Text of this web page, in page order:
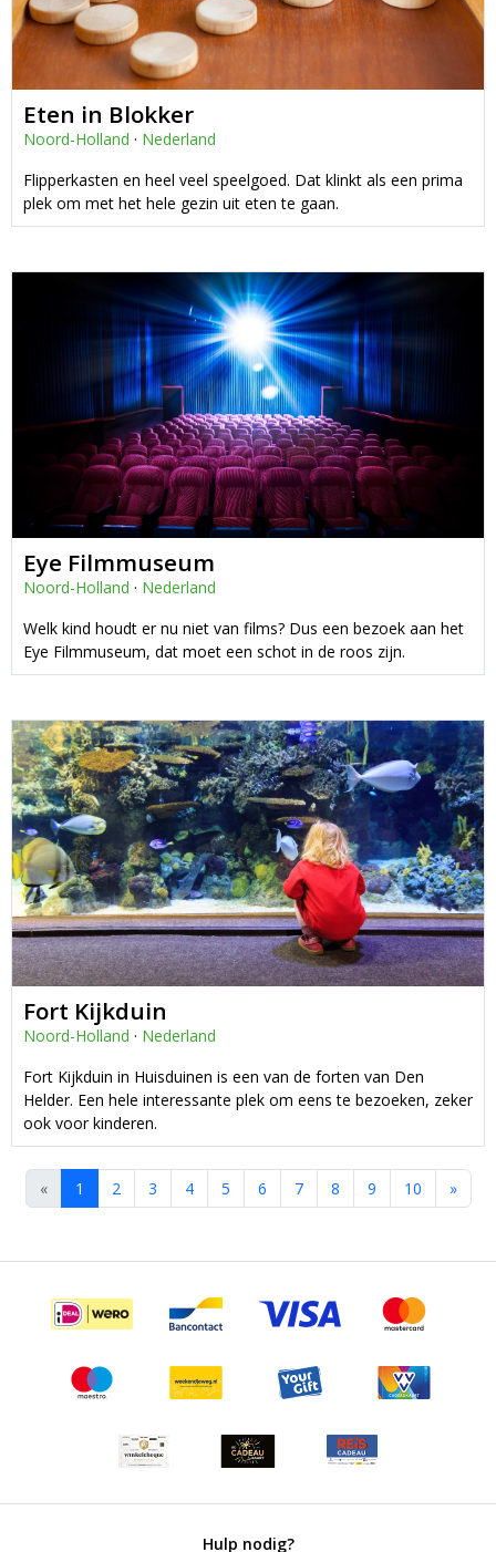
Eten in Blokker
Noord-Holland · Nederland
Flipperkasten en heel veel speelgoed. Dat klinkt als een prima
plek om met het hele gezin uit eten te gaan.
Eye Filmmuseum
Noord-Holland · Nederland
Welk kind houdt er nu niet van films? Dus een bezoek aan het
Eye Filmmuseum, dat moet een schot in de roos zijn.
Fort Kijkduin
Noord-Holland · Nederland
Fort Kijkduin in Huisduinen is een van de forten van Den
Helder. Een hele interessante plek om eens te bezoeken, zeker
ook voor kinderen.
« 1 2 3 4 5 6 7 8 9 10 »
Hulp nodig?